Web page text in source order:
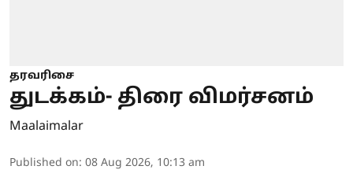
தரவரிசை
துடக்கம்- திரை விமர்சனம்
Maalaimalar
Published on: 08 Aug 2026, 10:13 am